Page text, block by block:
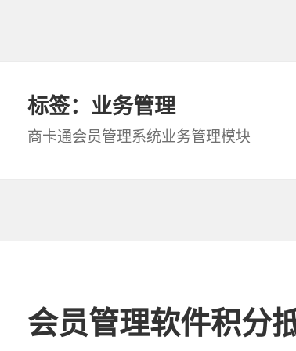
标签：业务管理
商卡通会员管理系统业务管理模块
会员管理软件积分